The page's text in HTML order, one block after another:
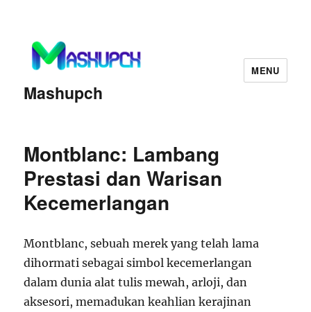
Mashupch
MENU
Montblanc: Lambang
Prestasi dan Warisan
Kecemerlangan
Montblanc, sebuah merek yang telah lama
dihormati sebagai simbol kecemerlangan
dalam dunia alat tulis mewah, arloji, dan
aksesori, memadukan keahlian kerajinan